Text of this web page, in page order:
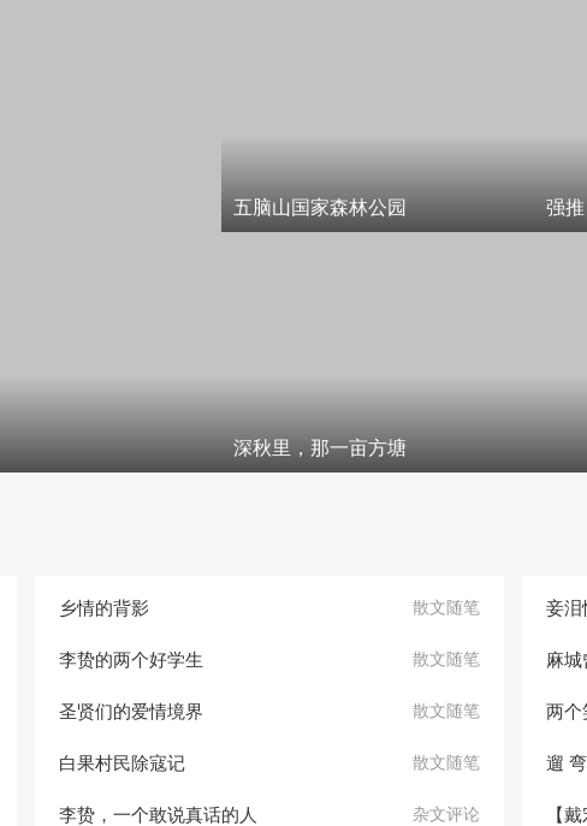
五脑山国家森林公园 强
深秋里，那一亩方塘
乡情的背影 散文随笔
李贽的两个好学生 散文随笔
圣贤们的爱情境界 散文随笔
白果村民除寇记 散文随笔
李贽，一个敢说真话的人 杂文评论
妾泪
麻城
两个
遛
【